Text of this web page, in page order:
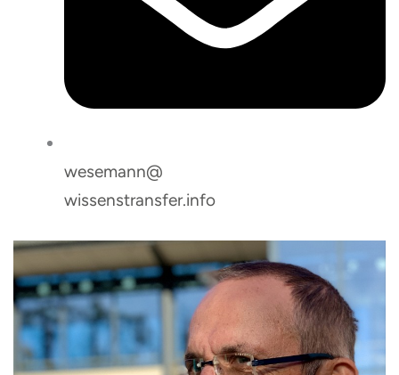
wesemann@
wissenstransfer.info